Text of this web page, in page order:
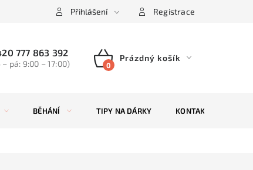
Přihlášení Registrace
777 863 392
– pá: 9:00 – 17:00)
NÁKUPNÍ
Prázdný košík
BĚHÁNÍ TIPY NA DÁRKY KONTAKTY